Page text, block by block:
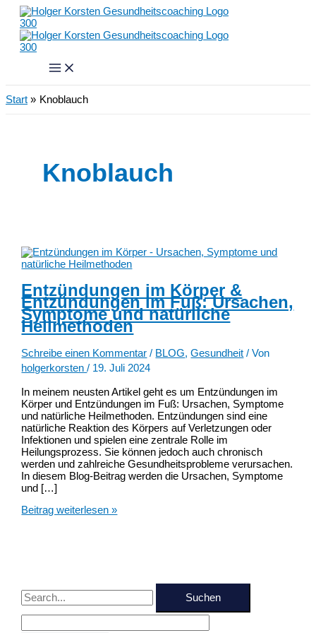
Zum
Inhalt
springen
Start Knoblauch
Knoblauch
Entzündungen im Körper &
Entzündungen im Fuß: Ursachen,
Symptome und natürliche
Heilmethoden
Schreibe einen Kommentar / BLOG,Gesundheit / Von
holgerkorsten/ 19. Juli 2024
In meinem neusten Artikel geht es um Entzündungen im
Körper und Entzündungen im Fuß: Ursachen, Symptome
und natürliche Heilmethoden. Entzündungen sind eine
natürliche Reaktion des Körpers auf Verletzungen oder
Infektionen und spielen eine zentrale Rolle im
Heilungsprozess. Sie können jedoch auch chronisch
werden und zahlreiche Gesundheitsprobleme verursachen.
In diesem Blog-Beitrag werden die Ursachen, Symptome
und […]
Entzündungen
Ursachen,
Symptome
und
natürliche
Beitrag weiterlesen »
S
u